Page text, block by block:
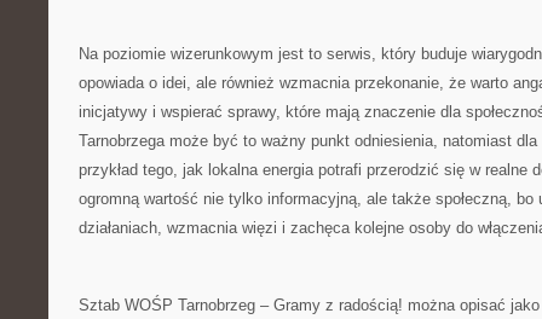
Na poziomie wizerunkowym jest to serwis, który buduje
opowiada o idei, ale również wzmacnia przekonanie, że warto
inicjatywy i wspierać sprawy, które mają znaczenie dla
Tarnobrzega może być to ważny punkt odniesienia, natomiast
przykład tego, jak lokalna energia potrafi przerodzić się w realne
ogromną wartość nie tylko informacyjną, ale także społeczną, bo
działaniach, wzmacnia więzi i zachęca kolejne osoby do
Sztab WOŚP Tarnobrzeg – Gramy z radością! można opisać